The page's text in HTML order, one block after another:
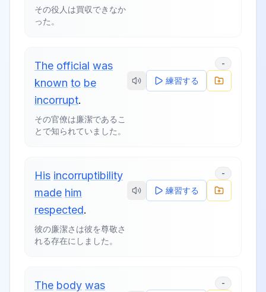
その役人は買収できなか
った。
The official was
known to be
incorrupt.
その官僚は廉潔であるこ
とで知られていました。
-
練習する
His incorruptibility
made him
respected.
彼の廉潔さは彼を尊敬さ
れる存在にしました。
-
練習する
The body was
-